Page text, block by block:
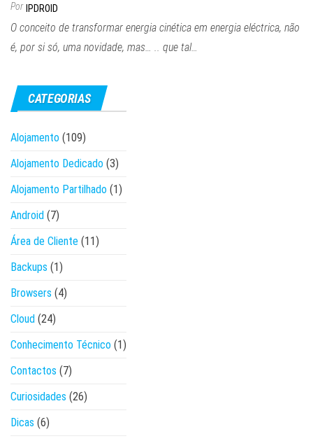
Por IPDROID
O conceito de transformar energia cinética em energia eléctrica, não
é, por si só, uma novidade, mas… .. que tal…
CATEGORIAS
Alojamento (109)
Alojamento Dedicado (3)
Alojamento Partilhado (1)
Android (7)
Área de Cliente (11)
Backups (1)
Browsers (4)
Cloud (24)
Conhecimento Técnico (1)
Contactos (7)
Curiosidades (26)
Dicas (6)